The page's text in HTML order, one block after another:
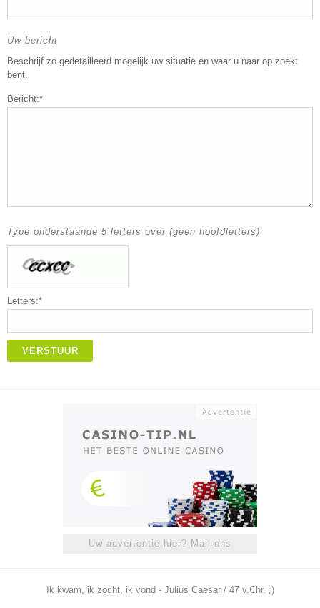
Uw bericht
Beschrijf zo gedetailleerd mogelijk uw situatie en waar u naar op zoekt
bent.
Bericht:*
Type onderstaande 5 letters over (geen hoofdletters)
Letters:*
VERSTUUR
Uw advertentie hier? Mail ons
Ik kwam, ik zocht, ik vond - Julius Caesar / 47 v.Chr. ;)